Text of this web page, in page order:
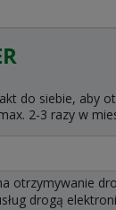
do siebie, aby
2-3 razy w
otrzymywanie
drogą